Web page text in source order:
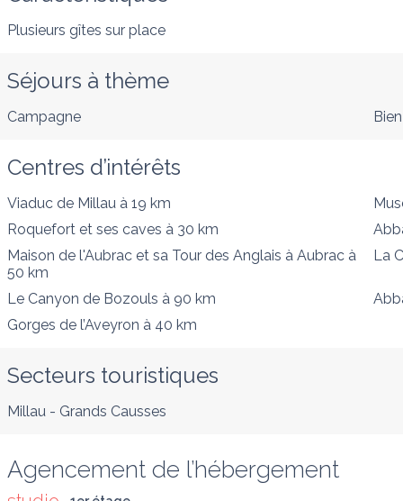
Plusieurs gîtes sur place
Séjours à thème
Campagne
Centres d’intérêts
Viaduc de Millau à 19 km
Roquefort et ses caves à 30 km
Maison de l'Aubrac et sa Tour des Anglais à Aubrac à
50 km
La
Le Canyon de Bozouls à 90 km
Gorges de l’Aveyron à 40 km
Secteurs touristiques
Millau - Grands Causses
Agencement de l’hébergement